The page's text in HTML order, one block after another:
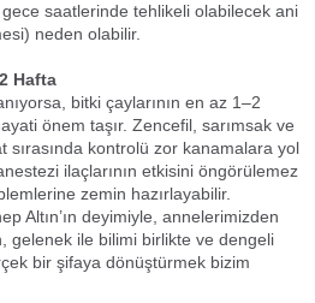
saatlerinde tehlikeli olabilecek ani
neden olabilir.
Hafta
bitki çaylarının en az 1–2
önem taşır. Zencefil, sarımsak ve
sırasında kontrolü zor kanamalara yol
ilaçlarının etkisini öngörülemez
zemin hazırlayabilir.
Altın’ın deyimiyle, annelerimizden
gelenek ile bilimi birlikte ve dengeli
bir şifaya dönüştürmek bizim